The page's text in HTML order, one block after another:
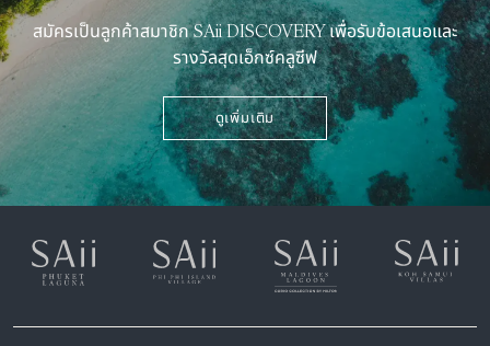
สมัครเป็นลูกค้าสมาชิก SAii DISCOVERY เพื่อรับข้อเสนอและ
รางวัลสุดเอ็กซ์คลูซีฟ
ดูเพิ่มเติม